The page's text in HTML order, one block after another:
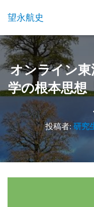
望永航史
オンライン
学の根本思想
投稿者:研究